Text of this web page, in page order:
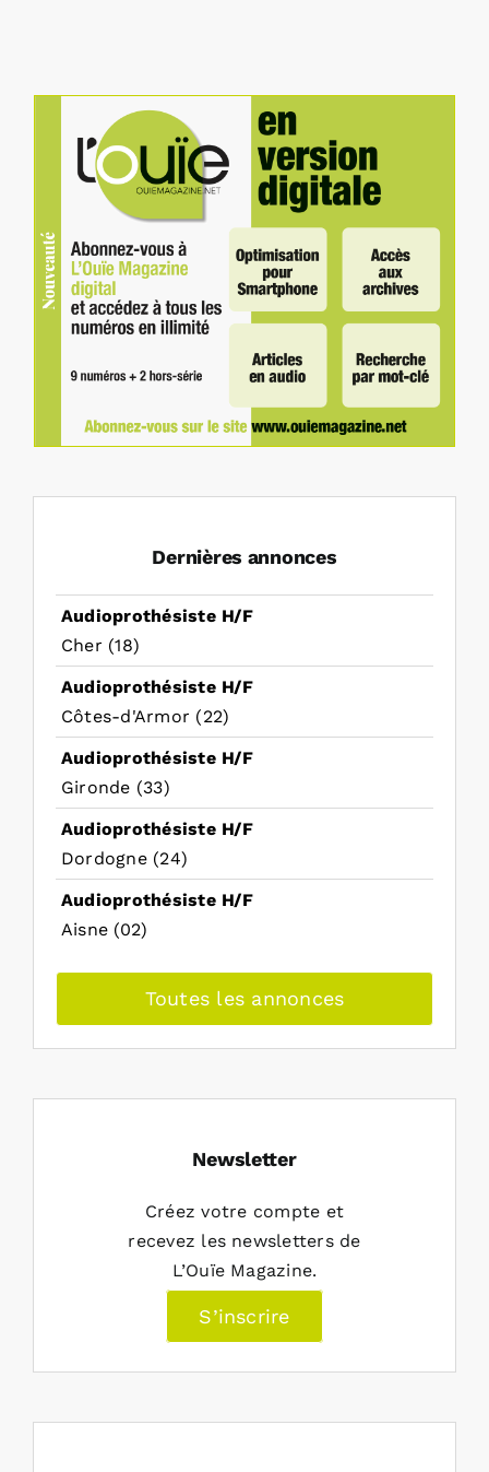
Dernières annonces
Audioprothésiste H/F
Cher (18)
Audioprothésiste H/F
Côtes-d'Armor (22)
Audioprothésiste H/F
Gironde (33)
Audioprothésiste H/F
Dordogne (24)
Audioprothésiste H/F
Aisne (02)
Toutes les annonces
Newsletter
Créez votre compte et
recevez les newsletters de
L’Ouïe Magazine.
S’inscrire